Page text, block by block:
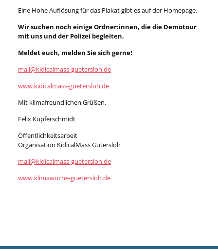
Eine Hohe Auflösung für das Plakat gibt es auf der Homepage.
Wir suchen noch einige Ordner:innen, die die Demotour
mit uns und der Polizei begleiten.
Meldet euch, melden Sie sich gerne!
mail@kidicalmass-guetersloh.de
www.kidicalmass-guetersloh.de
Mit klimafreundlichen Grüßen,
Felix Kupferschmidt
Öffentlichkeitsarbeit
Organisation KidicalMass Gütersloh
mail@kidicalmass-guetersloh.de
www.klimawoche-guetersloh.de